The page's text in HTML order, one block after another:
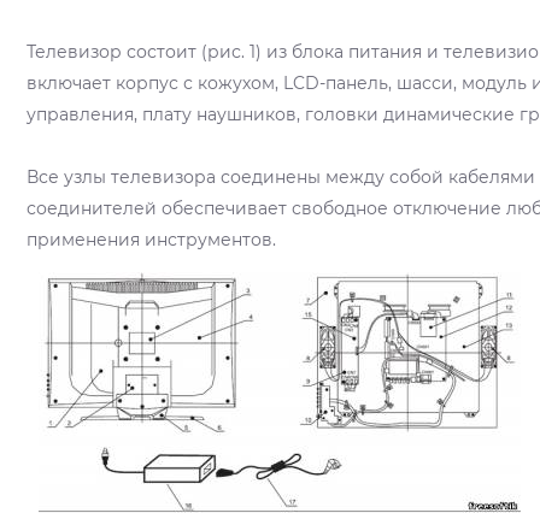
Телевизор состоит (рис. 1) из блока питания и
включает корпус с кожухом, LCD-панель, шасси, модуль
управления, плату наушников, головки динамические
Все узлы телевизора соединены между собой
соединителей обеспечивает свободное отключение
применения инструментов.